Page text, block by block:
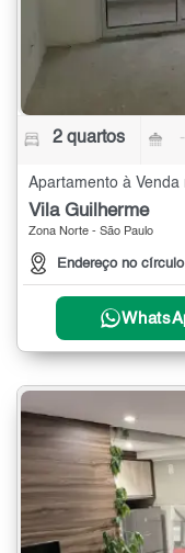
2 quartos
Apartamento à
Vila Guilherme
Zona Norte - São Paulo
Endereço no